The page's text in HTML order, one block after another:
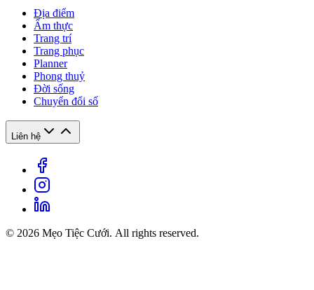
Địa điểm
Ẩm thực
Trang trí
Trang phục
Planner
Phong thuỷ
Đời sống
Chuyển đổi số
Liên hệ
© 2026 Mẹo Tiệc Cưới. All rights reserved.